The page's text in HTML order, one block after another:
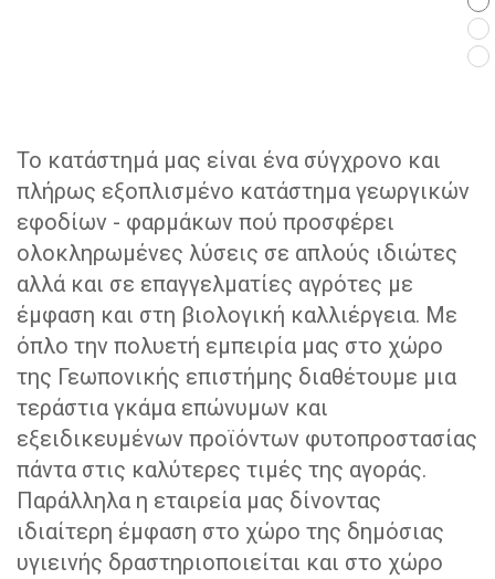
Το κατάστημά μας είναι ένα σύγχρονο και
πλήρως εξοπλισμένο κατάστημα γεωργικών
εφοδίων - φαρμάκων πού προσφέρει
ολοκληρωμένες λύσεις σε απλούς ιδιώτες
αλλά και σε επαγγελματίες αγρότες με
έμφαση και στη βιολογική καλλιέργεια. Με
όπλο την πολυετή εμπειρία μας στο χώρο
της Γεωπονικής επιστήμης διαθέτουμε μια
τεράστια γκάμα επώνυμων και
εξειδικευμένων προϊόντων φυτοπροστασίας
πάντα στις καλύτερες τιμές της αγοράς.
Παράλληλα η εταιρεία μας δίνοντας
ιδιαίτερη έμφαση στο χώρο της δημόσιας
υγιεινής δραστηριοποιείται και στο χώρο